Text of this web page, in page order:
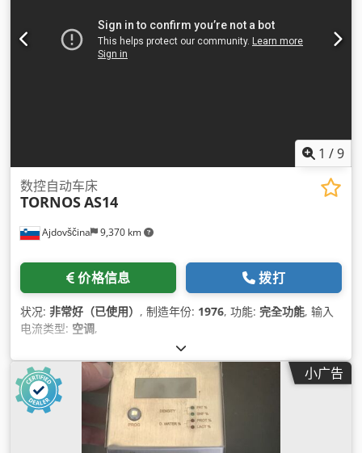
1 /9
Ajdovščina 9,370 km
数控自动车床
TORNOSAS14
价格信息 拨打
状况: 非常好（已使用） , 制造年份: 1976, 功能: 完全功能, 输入
电流类型: 空调,
小广告